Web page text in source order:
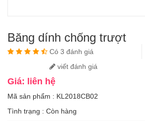
Băng dính chống trượt
Có 3 đánh giá
viết đánh giá
Giá: liên hệ
Mã sản phẩm : KL2018CB02
Tình trạng : Còn hàng